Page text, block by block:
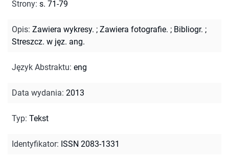
Strony: s. 71-79
Opis: Zawiera wykresy. ; Zawiera fotografie. ; Bibliogr. ;
Streszcz. w jęz. ang.
Język Abstraktu: eng
Data wydania: 2013
Typ: Tekst
Identyfikator: ISSN 2083-1331